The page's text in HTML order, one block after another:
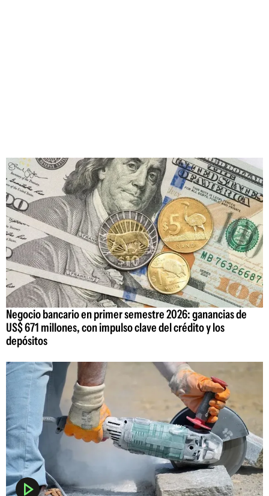
Negocio bancario en primer semestre 2026: ganancias de
US$ 671 millones, con impulso clave del crédito y los
depósitos